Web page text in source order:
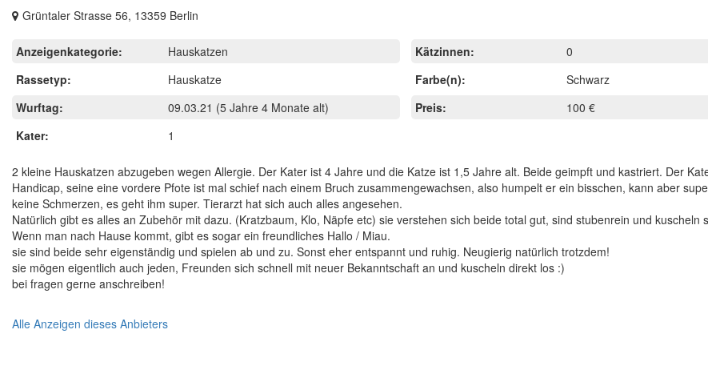
Grüntaler Strasse 56, 13359 Berlin
Anzeigenkategorie:
Hauskatzen
Rassetyp:
Hauskatze
Wurftag:
09.03.21 (5 Jahre 4 Monate alt)
Kater:
1
Kätzinnen:
0
Farbe(n):
Schwarz
Preis:
100 €
2 kleine Hauskatzen abzugeben wegen Allergie. Der Kater ist 4 Jahre und die Katze ist 1,5 Jahre alt. Beide geimpft und kastriert. Der
Handicap, seine eine vordere Pfote ist mal schief nach einem Bruch zusammengewachsen, also humpelt er ein bisschen, kann aber
keine Schmerzen, es geht ihm super. Tierarzt hat sich auch alles angesehen.
Natürlich gibt es alles an Zubehör mit dazu. (Kratzbaum, Klo, Näpfe etc) sie verstehen sich beide total gut, sind stubenrein und kuscheln
Wenn man nach Hause kommt, gibt es sogar ein freundliches Hallo / Miau.
sie sind beide sehr eigenständig und spielen ab und zu. Sonst eher entspannt und ruhig. Neugierig natürlich trotzdem!
sie mögen eigentlich auch jeden, Freunden sich schnell mit neuer Bekanntschaft an und kuscheln direkt los :)
bei fragen gerne anschreiben!
Alle Anzeigen dieses Anbieters